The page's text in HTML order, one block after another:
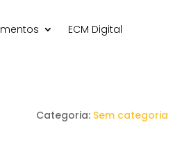
ECM Digital
Categoria: Sem categoria